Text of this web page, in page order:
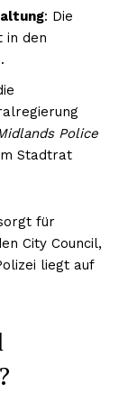
: Die
in den
Police
Stadtrat
für
City Council,
liegt auf